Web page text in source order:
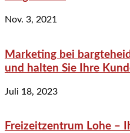
Nov. 3, 2021
Marketing bei
und halten Sie Ihre
Juli 18, 2023
Freizeitzentrum Lohe –